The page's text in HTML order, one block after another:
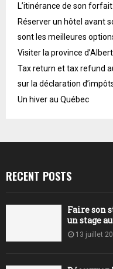
L’itinérance de son
Réserver un hôtel avant
sont les meilleures
Visiter la province
Tax return et tax refund
sur la déclaration
Un hiver au Québec
RECENT POSTS
Faire son
un stage
13 juillet